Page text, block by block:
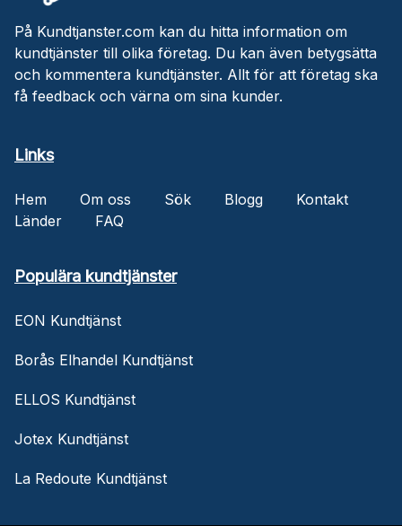
På Kundtjanster.com kan du hitta information om
kundtjänster till olika företag. Du kan även betygsätta
och kommentera kundtjänster. Allt för att företag ska
få feedback och värna om sina kunder.
Links
Hem Om oss Sök Blogg
Kontakt
Länder
FAQ
Populära kundtjänster
EON Kundtjänst
Borås Elhandel Kundtjänst
ELLOS Kundtjänst
Jotex Kundtjänst
La Redoute Kundtjänst